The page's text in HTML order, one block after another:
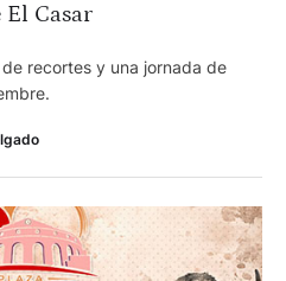
Casar
recortes y una jornada de